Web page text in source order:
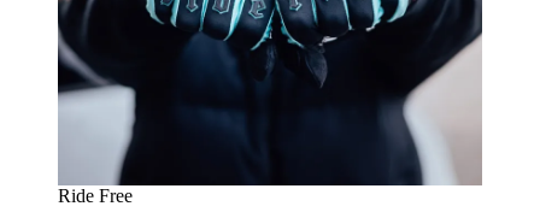
Ride Free